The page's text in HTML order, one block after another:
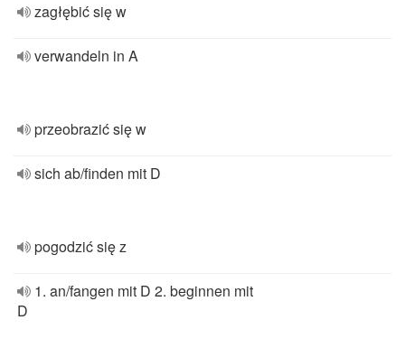
zagłębić się w
verwandeln in A
przeobrazić się w
sich ab/finden mit D
pogodzić się z
1. an/fangen mit D 2. beginnen mit
D